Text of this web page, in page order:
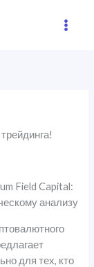
Field Capital:
анализу
для тех, кто